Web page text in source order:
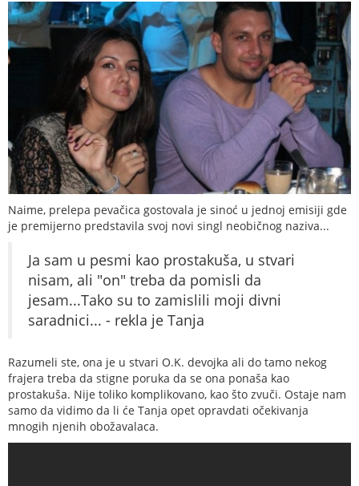
Naime, prelepa pevačica gostovala je sinoć u jednoj emisiji gde
je premijerno predstavila svoj novi singl neobičnog naziva...
Ja sam u pesmi kao prostakuša, u stvari
nisam, ali "on" treba da pomisli da
jesam...Tako su to zamislili moji divni
saradnici... - rekla je Tanja
Razumeli ste, ona je u stvari O.K. devojka ali do tamo nekog
frajera treba da stigne poruka da se ona ponaša kao
prostakuša. Nije toliko komplikovano, kao što zvuči. Ostaje nam
samo da vidimo da li će Tanja opet opravdati očekivanja
mnogih njenih obožavalaca.